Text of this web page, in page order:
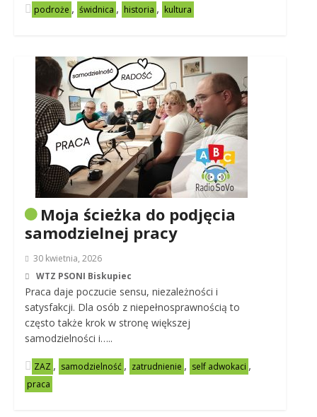
podroże , świdnica , historia , kultura
Moja ścieżka do podjęcia
samodzielnej pracy
30 kwietnia, 2026
WTZ PSONI Biskupiec
Praca daje poczucie sensu, niezależności i
satysfakcji. Dla osób z niepełnosprawnością to
często także krok w stronę większej
samodzielności i…..
ZAZ , samodzielność , zatrudnienie , self adwokaci ,
praca